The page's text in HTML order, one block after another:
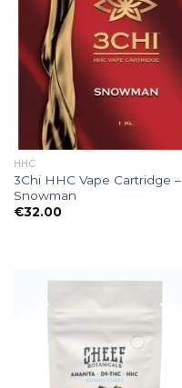
HHC
3Chi HHC Vape Cartridge –
Snowman
€32.00